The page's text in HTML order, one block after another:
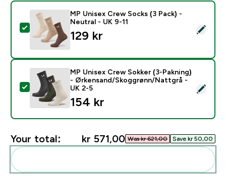
Select this product - MP Unisex Crew Socks (3 Pack)
MP Unisex Crew Socks (3 Pack) -
Neutral - UK 9-11
129 kr‎
Select this product - MP Unisex Crew Sokker (3-
MP Unisex Crew Sokker (3-Pakning)
- Ørkensand/Skoggrønn/Nattgrå -
UK 2-5
154 kr‎
Your total: kr 571,00‎ Was kr 621,00‎ Save kr 50,00‎